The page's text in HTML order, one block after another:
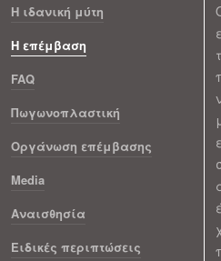
H ιδανική μύτη
Η επέμβαση
FAQ
Πωγωνοπλαστική
Οργάνωση επέμβασης
Media
Αναισθησία
Ειδικές περιπτώσεις